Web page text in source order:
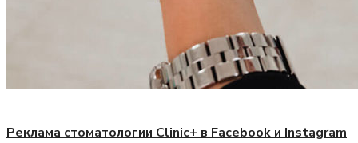
Реклама стоматологии Clinic+ в Facebook и Instagram